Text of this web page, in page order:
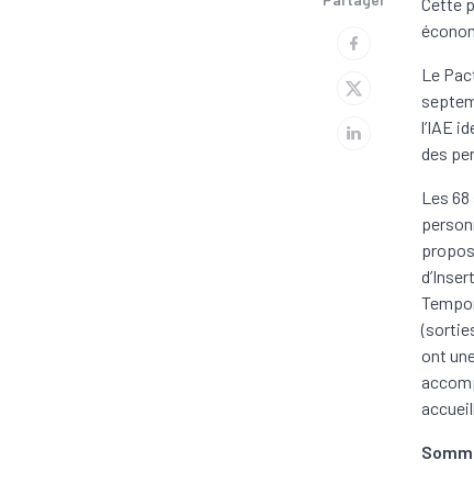
Le
l’IAE
des
Les
ont